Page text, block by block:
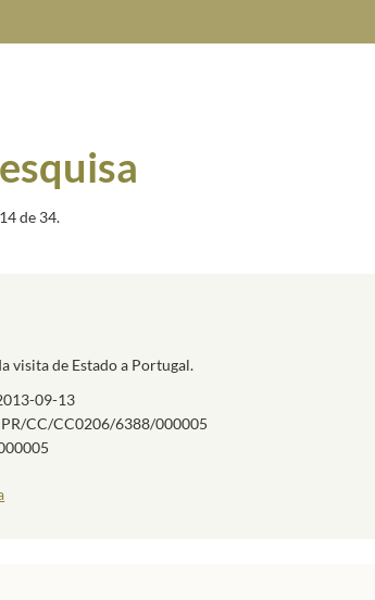
de 34.
visita de Estado a Portugal.
09-13
CC/CC0206/6388/000005